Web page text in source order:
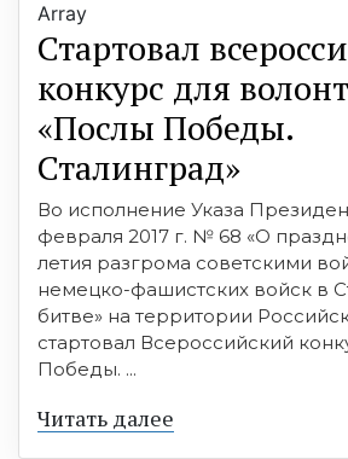
Array
Стартовал
конкурс для
«Послы Победы.
Сталинград»
Во исполнение Указа
февраля 2017 г. № 68 «О
летия разгрома советскими
немецко-фашистских войск в
битве» на территории
стартовал Всероссийский
Победы. ...
Читать далее